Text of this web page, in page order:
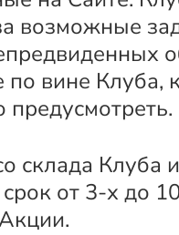
возможные
вине Клуба,
склада Клуба
от 3-х до